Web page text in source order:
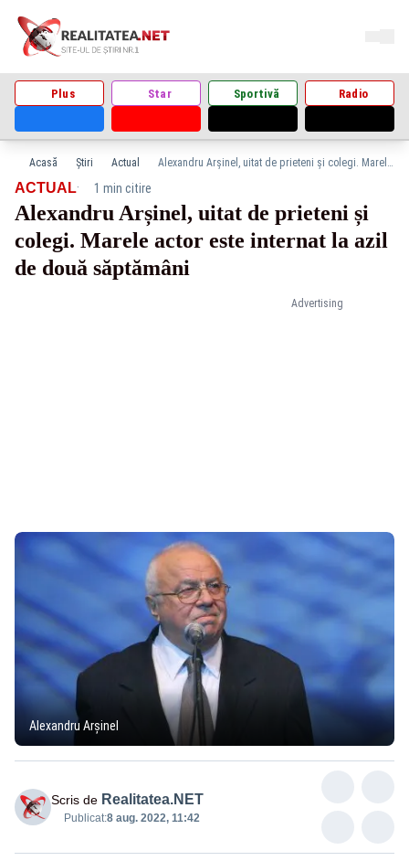
Plus Star Sportivă Radio
Acasă Știri Actual Alexandru Arșinel, uitat de prieteni și colegi. Marele actor este internat la azil de două săptămâni
Advertising
ACTUAL· 1 min citire
Alexandru Arșinel, uitat de prieteni și
colegi. Marele actor este internat la azil
de două săptămâni
Alexandru Arșinel
Scris de Realitatea.NET
Publicat:8 aug. 2022, 11:42